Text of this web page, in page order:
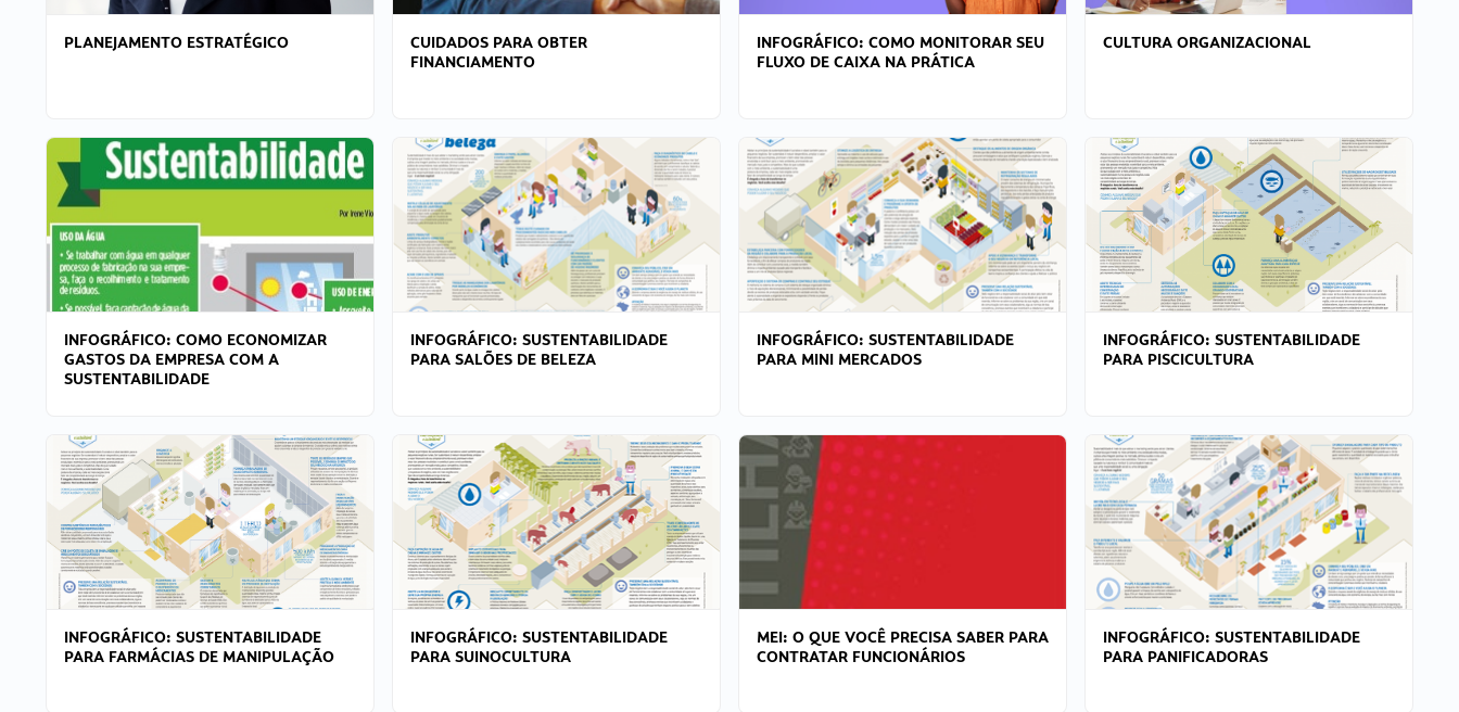
PLANEJAMENTO ESTRATÉGICO
CUIDADOS PARA OBTER
FINANCIAMENTO
INFOGRÁFICO: COMO MONITORAR SEU
FLUXO DE CAIXA NA PRÁTICA
CULTURA ORGANIZACIONAL
INFOGRÁFICO: COMO ECONOMIZAR
GASTOS DA EMPRESA COM A
SUSTENTABILIDADE
INFOGRÁFICO: SUSTENTABILIDADE
PARA SALÕES DE BELEZA
INFOGRÁFICO: SUSTENTABILIDADE
PARA MINI MERCADOS
INFOGRÁFICO: SUSTENTABILIDADE
PARA PISCICULTURA
INFOGRÁFICO: SUSTENTABILIDADE
PARA FARMÁCIAS DE MANIPULAÇÃO
INFOGRÁFICO: SUSTENTABILIDADE
PARA SUINOCULTURA
MEI: O QUE VOCÊ PRECISA SABER PARA
CONTRATAR FUNCIONÁRIOS
INFOGRÁFICO: SUSTENTABILIDADE
PARA PANIFICADORAS